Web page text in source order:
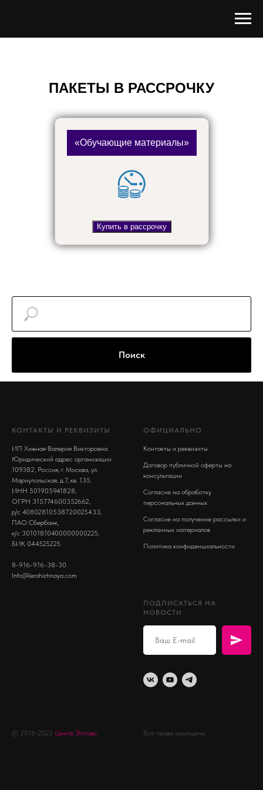
ПАКЕТЫ В РАССРОЧКУ
«Обучающие материалы»
Поиск
КОНТАКТЫ И РЕКВИЗИТЫ
ИП Хижная Валерия Викторовна
Юридический адрес организации
109382, Россия, г. Москва, ул.
Мариупольская, д.7, кв. 135.
ИНН 501905941828,
ОГРН 315774600352662,
р/с 40802810538720025433,
ПАО Сбербанк,
к/с 30101810400000000225,
БИК 044525225.
8-916-916-38-30
Info@lerahizhnaya.com
ОФИЦИАЛЬНО
Контакты и реквизиты
Договор публичной оферты на
консультации
Согласие на обработку
персональных данных
Согласие на получение рассылки и
рекламных материалов
Политика конфиденциальности
ПОДПИСАТЬСЯ НА
НОВОСТИ
© 2016-2025 Центр Эспаво Все права защищены.